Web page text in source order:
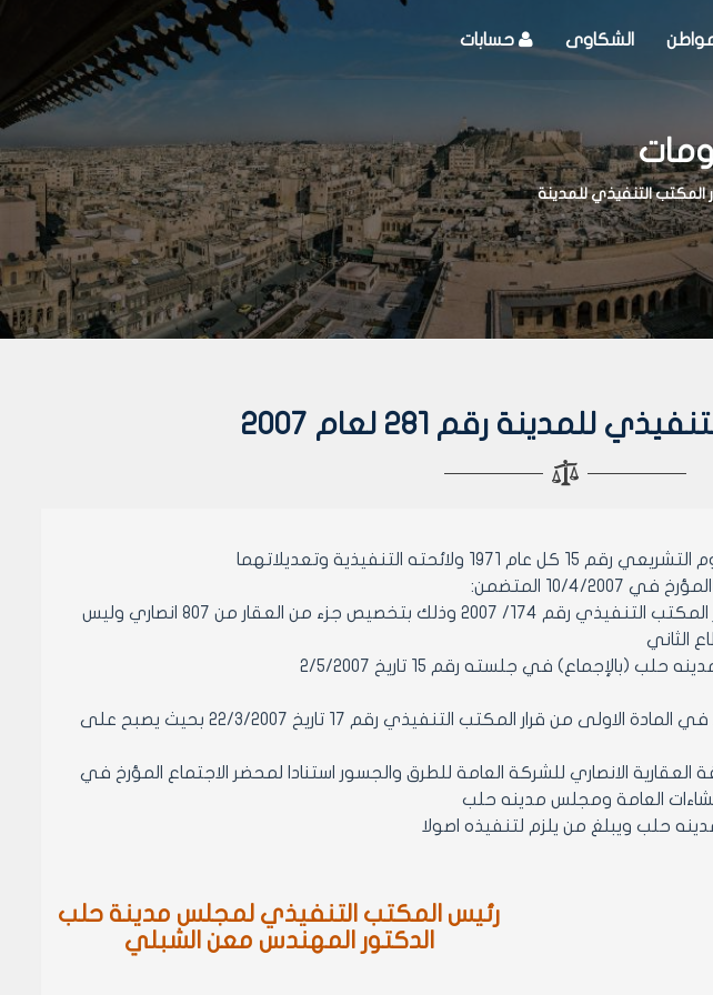
الشكاوى حسابات
المكتب التنفيذي للمدينة
للمدينة رقم 281 لعام 2007
التنفيذية وتعديلاتهما
المتضمن:
يرجى تصحيح الخطأ الوارد في المادة رقم 1 من قرار المكتب التنفيذي رقم 174/ 2007 وذلك بتخصيص جزء من العقار من 807 انصاري وليس
الثاني
في جلسته رقم 15 تاريخ 2/5/2007
مادة 1- الموافقة على تصحيح الخطأ المادي الوارد في المادة الاولى من قرار المكتب التنفيذي رقم 17 تاريخ 22/3/2007 بحيث يصبح على
جزء العقار 807 من المنطقة العقارية الانصاري للشركة العامة للطرق والجسور استنادا لمحضر الاجتماع المؤرخ في
رئيس المكتب التنفيذي لمجلس مدينة حلب
الدكتور المهندس معن الشبلي